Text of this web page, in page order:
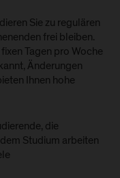
Sie zu regulären
frei bleiben.
Tagen pro Woche
Änderungen
Ihnen hohe
die
Studium arbeiten